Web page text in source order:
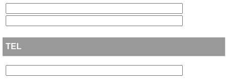
TEL